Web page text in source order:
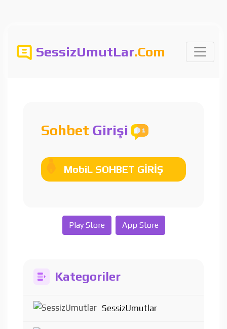
SessizUmutLar.Com
Sohbet Girişi
MobiL SOHBET GİRİŞ
Play Store App Store
Kategoriler
SessizUmutlar